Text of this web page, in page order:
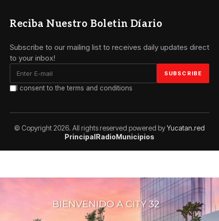
Reciba Nuestro Boletin Díario
Subscribe to our mailing list to receives daily updates direct
to your inbox!
I consent to the terms and conditions
© Copyright 2026. All rights reserved powered byYucatan.red
PrincipalRadioMunicipios